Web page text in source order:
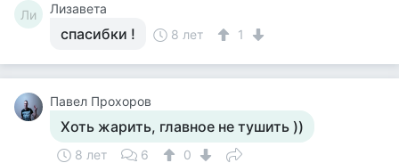
Ли Лизавета
спасибки ! 8 лет 1
Павел Прохоров
Хоть жарить, главное не тушить ))
8 лет 6
0